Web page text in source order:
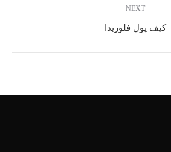
NEXT
کیف پول فلوریدا